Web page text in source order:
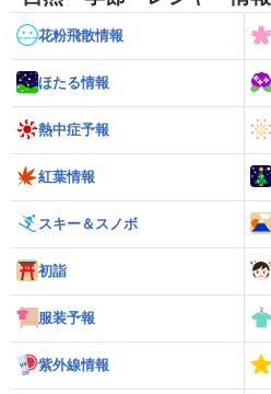
花粉飛散情報
ほたる情報
熱中症予報
紅葉情報
スキー＆スノボ
初詣
服装予報
紫外線情報